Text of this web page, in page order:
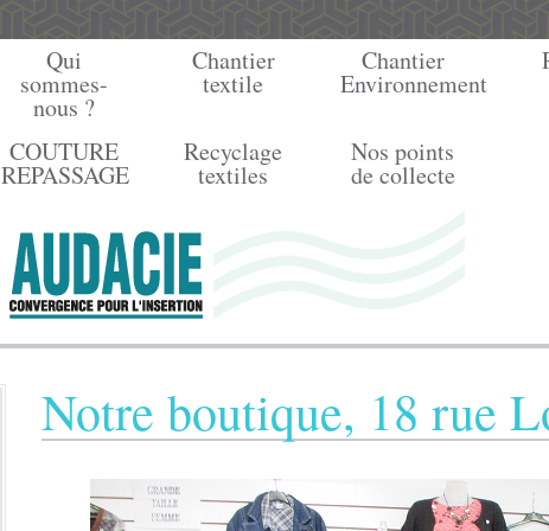
Qui
sommes-
nous ?
Chantier
textile
Chantier
Environnement
COUTURE
REPASSAGE
Recyclage
textiles
Nos points
de collecte
Notre boutique, 18 rue